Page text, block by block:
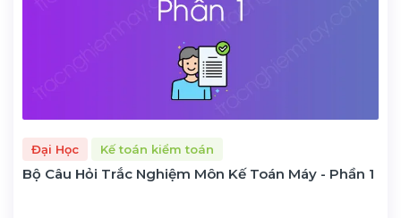
Đại Học Kế toán kiểm toán
Bộ Câu Hỏi Trắc Nghiệm Môn Kế Toán Máy - Phần 1